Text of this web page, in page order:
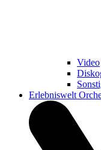
Video
Erlebniswelt